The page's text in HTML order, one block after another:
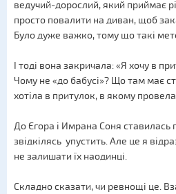
ведучий-дорослий, який приймає
просто повалити на диван, щоб
Було дуже важко, тому що такі
І тоді вона закричала: «Я хочу в
Чому не «до бабусі»? Що там має
хотіла в притулок, в якому
До Єгора і Имрана Соня ставилась
звідкілясь упустить. Але це я
не залишати їх наодинці.
Складно сказати, чи ревнощі це.